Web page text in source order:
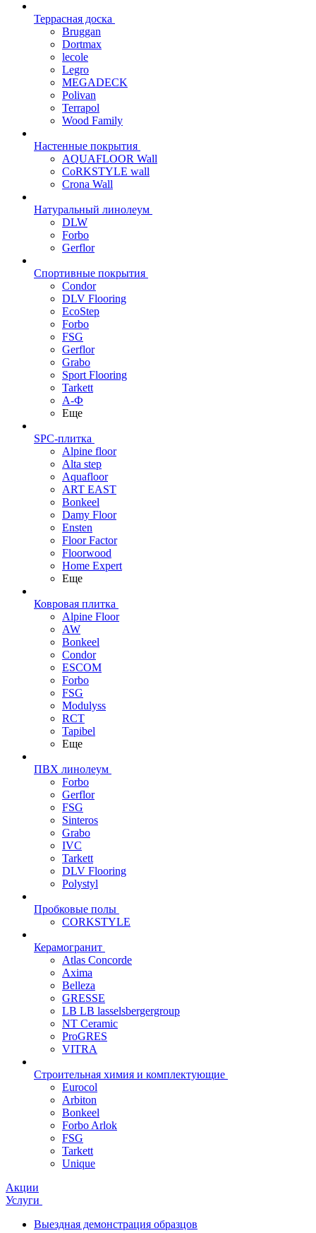
Террасная доска
Bruggan
Dortmax
lecole
Legro
MEGADECK
Polivan
Terrapol
Wood Family
Настенные покрытия
AQUAFLOOR Wall
CoRKSTYLE wall
Crona Wall
Натуральный линолеум
DLW
Forbo
Gerflor
Спортивные покрытия
Condor
DLV Flooring
EcoStep
Forbo
FSG
Gerflor
Grabo
Sport Flooring
Tarkett
А-Ф
Еще
SPC-плитка
Alpine floor
Alta step
Aquafloor
ART EAST
Bonkeel
Damy Floor
Ensten
Floor Factor
Floorwood
Home Expert
Еще
Ковровая плитка
Alpine Floor
AW
Bonkeel
Condor
ESCOM
Forbo
FSG
Modulyss
RCT
Tapibel
Еще
ПВХ линолеум
Forbo
Gerflor
FSG
Sinteros
Grabo
IVC
Tarkett
DLV Flooring
Polystyl
Пробковые полы
CORKSTYLE
Керамогранит
Atlas Concorde
Axima
Belleza
GRESSE
LB LB lasselsbergergroup
NT Ceramic
ProGRES
VITRA
Строительная химия и комплектующие
Eurocol
Arbiton
Bonkeel
Forbo Arlok
FSG
Tarkett
Unique
Акции
Услуги
Выездная демонстрация образцов